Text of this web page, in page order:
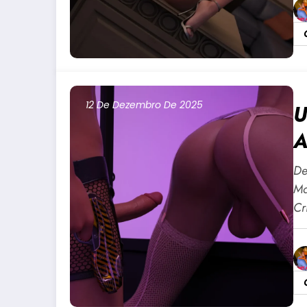
12 De Dezembro De 2025